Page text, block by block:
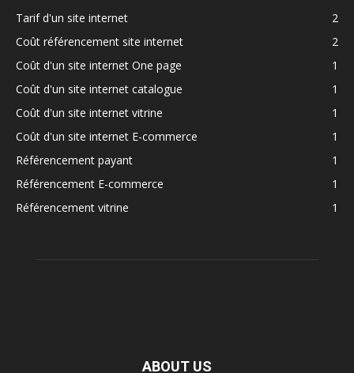
Tarif d'un site internet
2
Coût référencement site internet
2
Coût d'un site internet One page
1
Coût d'un site internet catalogue
1
Coût d'un site internet vitrine
1
Coût d'un site internet E-commerce
1
Référencement payant
1
Référencement E-commerce
1
Référencement vitrine
1
ABOUT US